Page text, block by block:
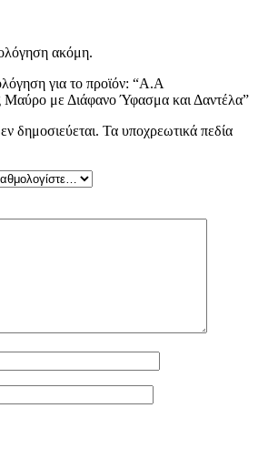
ακόμη.
για το προϊόν: “A.A
με Διάφανο Ύφασμα και Δαντέλα”
δημοσιεύεται. Τα υποχρεωτικά πεδία